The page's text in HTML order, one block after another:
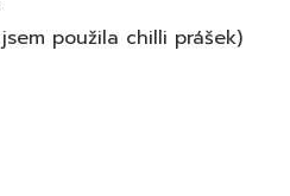
použila chilli prášek)